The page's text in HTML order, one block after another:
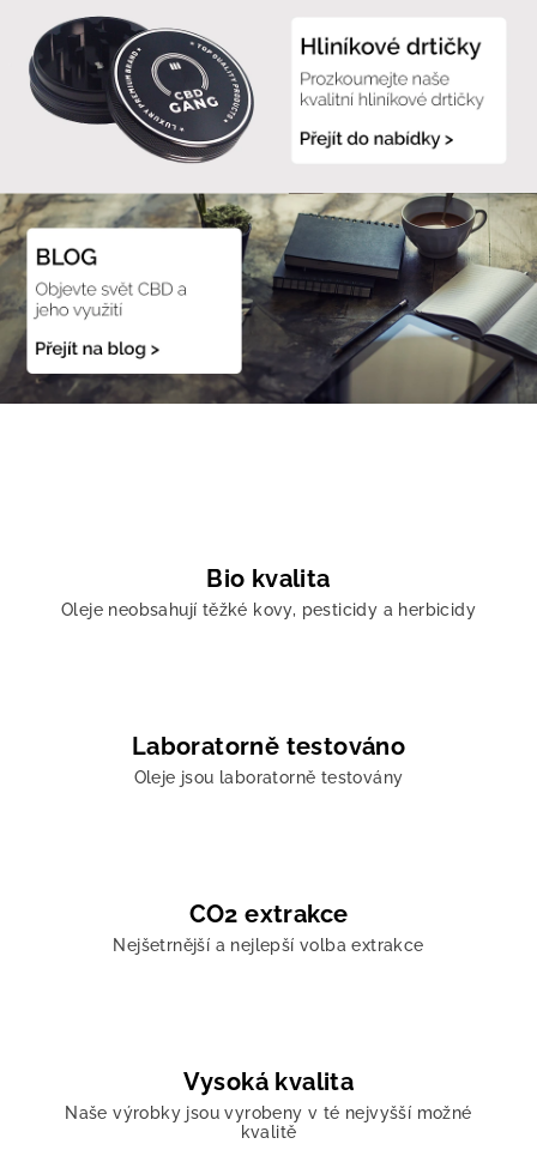
Bio kvalita
Oleje neobsahují těžké kovy, pesticidy a herbicidy
Laboratorně testováno
Oleje jsou laboratorně testovány
CO2 extrakce
Nejšetrnější a nejlepší volba extrakce
Vysoká kvalita
Naše výrobky jsou vyrobeny v té nejvyšší možné
kvalitě